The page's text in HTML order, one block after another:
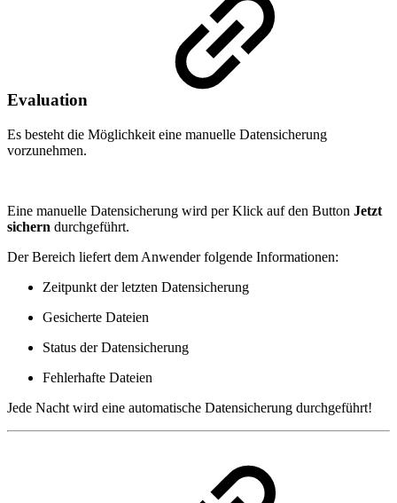
Evaluation
Es besteht die Möglichkeit eine manuelle Datensicherung
vorzunehmen.
Eine manuelle Datensicherung wird per Klick auf den Button Jetzt
sichern durchgeführt.
Der Bereich liefert dem Anwender folgende Informationen:
Zeitpunkt der letzten Datensicherung
Gesicherte Dateien
Status der Datensicherung
Fehlerhafte Dateien
Jede Nacht wird eine automatische Datensicherung durchgeführt!